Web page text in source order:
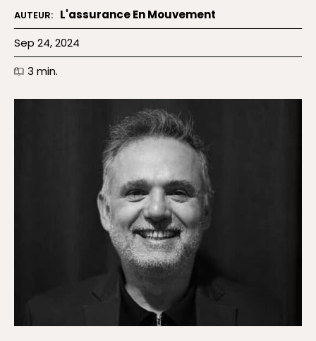
AUTEUR: L'assurance En Mouvement
Sep 24, 2024
3 min.